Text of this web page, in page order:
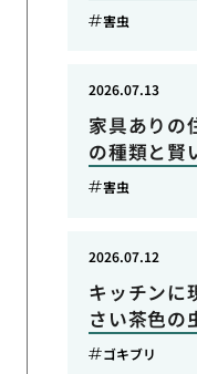
害虫
家具ありの
の種類と賢
2026.07.13
害虫
キッチンに
さい茶色の
2026.07.12
ゴキブリ